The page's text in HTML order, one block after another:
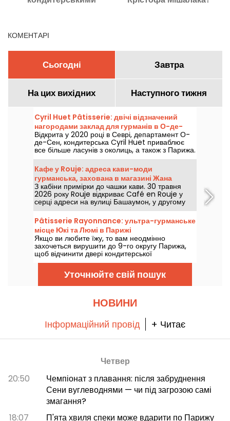
КОМЕНТАРІ
Сьогодні Завтра
На цих вихідних Наступного тижня
Cyril Huet Pâtisserie: двічі відзначений
нагородами заклад для гурманів в О-де-
Сен
Відкрита у 2020 році в Севрі, департамент О-
де-Сен, кондитерська Cyril Huet приваблює
все більше ласунів з околиць, а також з Парижа.
Варто зазначити, що цей гастрономічний
заклад отримав дві нагороди лише за три
місяці!
Кафе у Rouje: адреса кави-моди
гурманська, захована в магазині Жана
Дамаса у Парижі
З кабіни примірки до чашки кави. 30 травня
2026 року Rouje відкриває Café en Rouje у
серці адреси на вулиці Башаумон, у другому
окрузі Парижа. Від примірочних до прилавку,
від помади до глибокого чорного, Жан Дамас
підписує нову зустріч, де мода смакують так
само, як її носять.
Pâtisserie Rayonnance: ультра-гурманське
місце Юкі та Люмі в Парижі
Якщо ви любите їжу, то вам неодмінно
захочеться вирушити до 9-го округу Парижа,
щоб відчинити двері кондитерської
Rayonnance, найпершої паризької адреси від
Юкі Хаято та Лумі Хачія.
Уточнюйте свій пошук
НОВИНИ
Інформаційний провід + Читає
Четвер
20:50
Чемпіонат з плавання: після забруднення
Сени вуглеводнями — чи під загрозою самі
змагання?
18:07
П'ята хвиля спеки може вдарити по Парижу